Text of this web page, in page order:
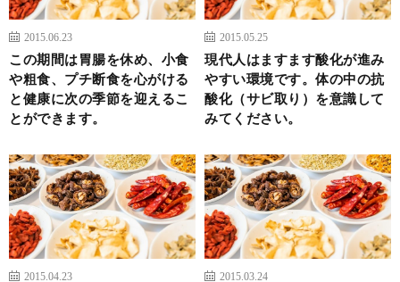
2015.06.23
この期間は胃腸を休め、小食
や粗食、プチ断食を心がける
と健康に次の季節を迎えるこ
とができます。
2015.05.25
現代人はますます酸化が進み
やすい環境です。体の中の抗
酸化（サビ取り）を意識して
みてください。
2015.04.23 2015.03.24